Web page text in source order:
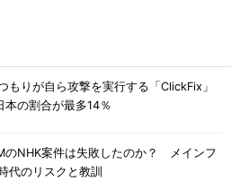
もりが自ら攻撃を実行する「ClickFix」
の割合が最多14％
のNHK案件は失敗したのか？ メインフ
代のリスクと教訓